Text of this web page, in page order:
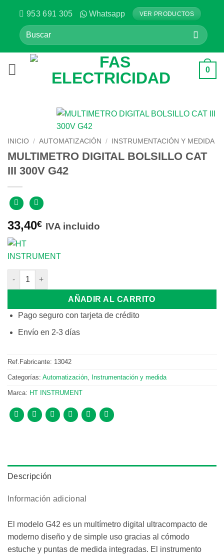
contenido
953 691 305 Whatsapp VER PRODUCTOS
Buscar
por:
0
INICIO / AUTOMATIZACIÓN / INSTRUMENTACIÓN Y MEDIDA
MULTIMETRO DIGITAL BOLSILLO CAT
III 300V G42
33,40€ IVA incluido
MULTIMETRO DIGITAL BOLSILLO CAT III 300V G42 cantidad
AÑADIR AL CARRITO
Pago seguro con tarjeta de crédito
Envío en 2-3 días
Ref.Fabricante: 13042
Categorías: Automatización Instrumentación y medida
Marca: HT INSTRUMENT
Descripción
Información adicional
El modelo G42 es un multímetro digital ultracompacto de
moderno diseño y de simple uso gracias al cómodo
estuche y puntas de medida integradas. El instrumento